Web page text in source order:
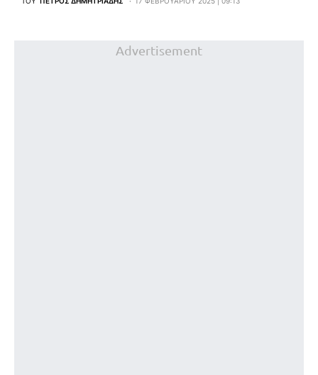
Advertisement